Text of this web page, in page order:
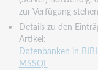
zur Verfügung
Details zu den
Artikel:
Datenbanken in
MSSQL